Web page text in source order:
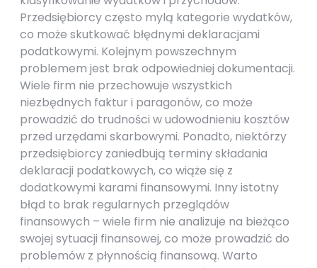
Przedsiębiorcy często mylą kategorie wydatków,
co może skutkować błędnymi deklaracjami
podatkowymi. Kolejnym powszechnym
problemem jest brak odpowiedniej dokumentacji.
Wiele firm nie przechowuje wszystkich
niezbędnych faktur i paragonów, co może
prowadzić do trudności w udowodnieniu kosztów
przed urzędami skarbowymi. Ponadto, niektórzy
przedsiębiorcy zaniedbują terminy składania
deklaracji podatkowych, co wiąże się z
dodatkowymi karami finansowymi. Inny istotny
błąd to brak regularnych przeglądów
finansowych – wiele firm nie analizuje na bieżąco
swojej sytuacji finansowej, co może prowadzić do
problemów z płynnością finansową. Warto